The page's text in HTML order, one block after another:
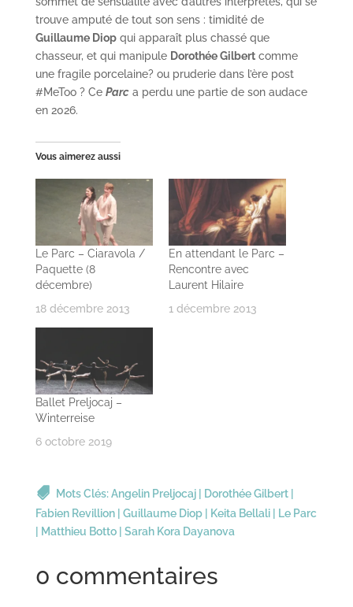
trouve amputé de tout son sens : timidité de
Guillaume Diopqui apparaît plus chassé que
chasseur, et qui manipule Dorothée Gilbertcomme
une fragile porcelaine? ou pruderie dans l’ère post
#MeToo ? Ce Parca perdu une partie de son audace
en 2026.
Vous aimerez aussi
Le Parc – Ciaravola /
Paquette (8
décembre)
18 décembre 2013
En attendant le Parc –
Rencontre avec
Laurent Hilaire
1 décembre 2013
Ballet Preljocaj –
Winterreise
6 octobre 2019
Mots Clés:Angelin Preljocaj| Dorothée Gilbert|
Fabien Revillion| Guillaume Diop| Keita Bellali|
Le Parc
Matthieu Botto| Sarah Kora Dayanova
0 commentaires